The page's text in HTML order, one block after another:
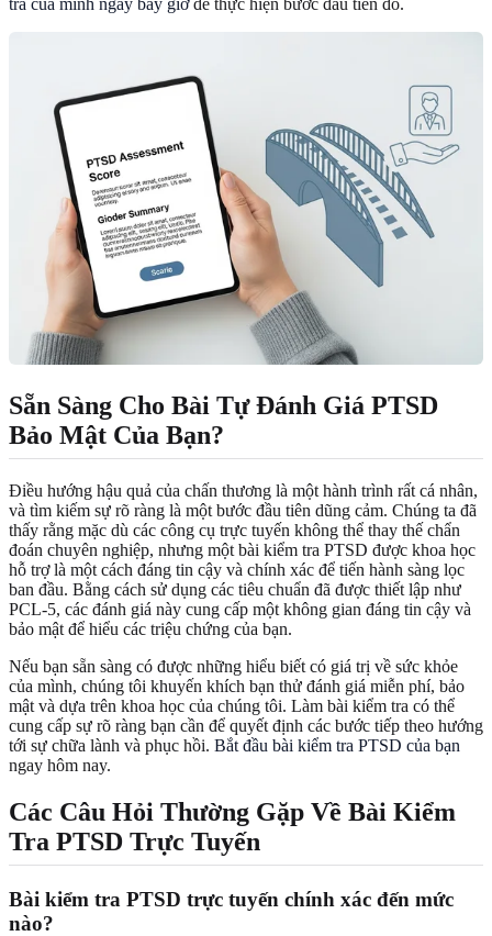
tra của mình ngay bây giờđể thực hiện bước đầu tiên đó.
Sẵn Sàng Cho Bài Tự Đánh Giá PTSD
Bảo Mật Của Bạn?
Điều hướng hậu quả của chấn thương là một hành trình rất cá nhân,
và tìm kiếm sự rõ ràng là một bước đầu tiên dũng cảm. Chúng ta đã
thấy rằng mặc dù các công cụ trực tuyến không thể thay thế chẩn
đoán chuyên nghiệp, nhưng một bài kiểm tra PTSD được khoa học
hỗ trợ là một cách đáng tin cậy và chính xác để tiến hành sàng lọc
ban đầu. Bằng cách sử dụng các tiêu chuẩn đã được thiết lập như
PCL-5, các đánh giá này cung cấp một không gian đáng tin cậy và
bảo mật để hiểu các triệu chứng của bạn.
Nếu bạn sẵn sàng có được những hiểu biết có giá trị về sức khỏe
của mình, chúng tôi khuyến khích bạn thử đánh giá miễn phí, bảo
mật và dựa trên khoa học của chúng tôi. Làm bài kiểm tra có thể
cung cấp sự rõ ràng bạn cần để quyết định các bước tiếp theo hướng
tới sự chữa lành và phục hồi. Bắt đầu bài kiểm tra PTSD của bạn
ngay hôm nay.
Các Câu Hỏi Thường Gặp Về Bài Kiểm
Tra PTSD Trực Tuyến
Bài kiểm tra PTSD trực tuyến chính xác đến mức
nào?